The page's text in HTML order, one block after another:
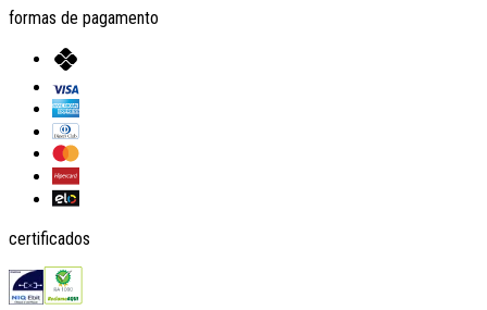
formas de pagamento
certificados